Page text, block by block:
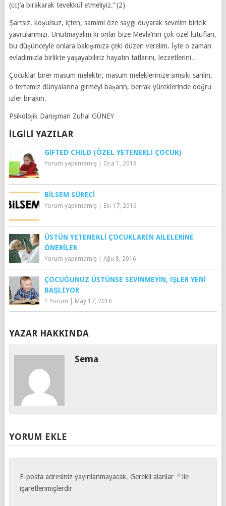
(cc)’a bırakarak tevekkül etmeliyiz.” (2)
Şartsız, koşulsuz, içten, samimi öze saygı duyarak sevelim biricik
yavrularımızı. Unutmayalım ki onlar bize Mevla’nın çok özel lütufları,
bu düşünceyle onlara bakışımıza çeki düzen verelim. İşte o zaman
evladımızla birlikte yaşayabiliriz hayatın tatlarını, lezzetlerini…
Çocuklar birer masum melektir, masum meleklerinize sımsıkı sarılın,
o tertemiz dünyalarına girmeyi başarın, berrak yüreklerinde doğru
izler bırakın.
Psikolojik Danışman Zuhal GÜNEY
İLGILI YAZILAR
GIFTED CHILD (ÖZEL YETENEKLI ÇOCUK)
Yorum yapılmamış| Oca 1, 2016
BILSEM SÜRECI
Yorum yapılmamış| Eki 17, 2016
ÜSTÜN YETENEKLI ÇOCUKLARIN AILELERINE
ÖNERILER
Yorum yapılmamış| Ağu 8, 2016
ÇOCUĞUNUZ ÜSTÜNSE SEVINMEYIN, İŞLER YENI
BAŞLIYOR
1 Yorum May 17, 2016
YAZAR HAKKINDA
Sema
YORUM EKLE
E-posta adresiniz yayınlanmayacak. Gerekli alanlar *ile
işaretlenmişlerdir